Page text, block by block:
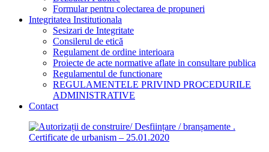
Formular pentru colectarea de propuneri
Integritatea Institutionala
Sesizari de Integritate
Consilerul de etică
Regulament de ordine interioara
Proiecte de acte normative aflate in consultare publica
Regulamentul de functionare
REGULAMENTELE PRIVIND PROCEDURILE
ADMINISTRATIVE
Contact